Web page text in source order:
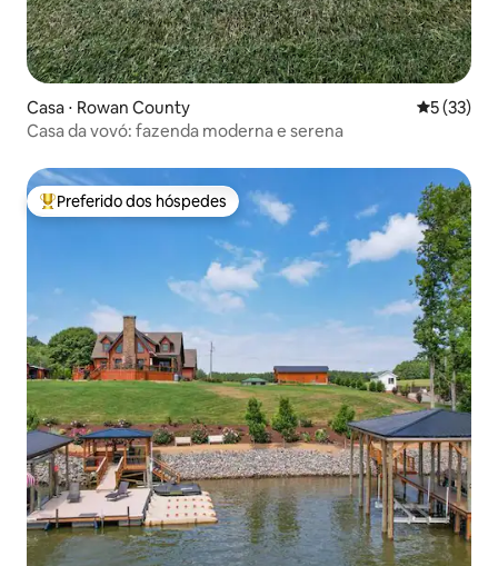
Casa ⋅ Rowan County 5 de uma
5 (33)
Casa da vovó: fazenda moderna e serena
Entre os melhores preferidos dos hóspedes
Preferido dos hóspedes